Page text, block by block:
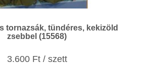
tornazsák, tündéres, kekizöld
zsebbel (15568)
3.600 Ft / szett